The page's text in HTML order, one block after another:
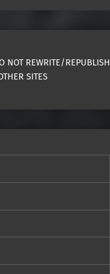
NOT REWRITE/REPUBLISH
SITES